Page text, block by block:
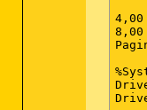
SRV:
4,00